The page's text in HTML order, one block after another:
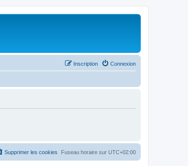
Connexion
Inscription
Fuseau horaire sur UTC+02:00
Supprimer les cookies